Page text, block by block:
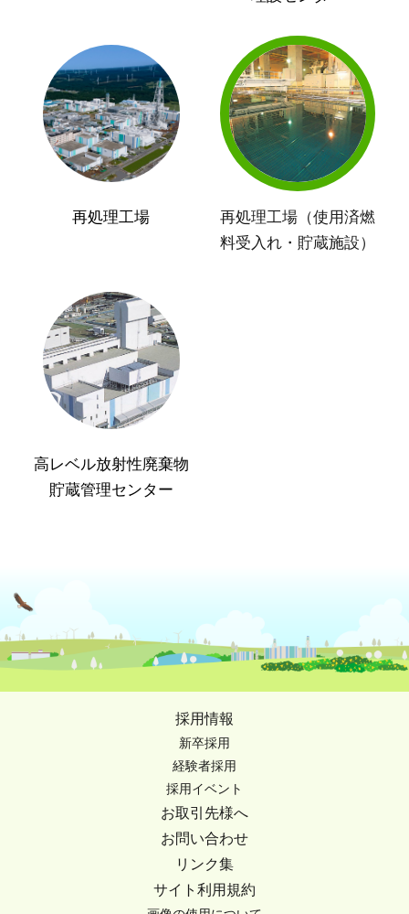
再処理工場
再処理工場（使用済燃
料受入れ・貯蔵施設）
高レベル放射性廃棄物
貯蔵管理センター
採用情報
新卒採用
経験者採用
採用イベント
お取引先様へ
お問い合わせ
リンク集
サイト利用規約